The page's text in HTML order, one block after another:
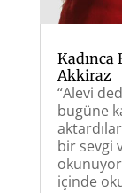
Kadınca
Akkiraz
“Alevi
bugüne
bir sevgi
içinde